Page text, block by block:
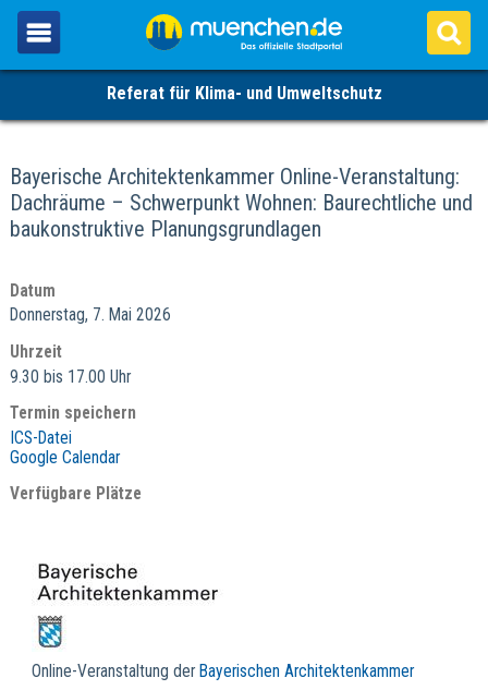
Referat für Klima- und Umweltschutz
Bayerische Architektenkammer Online-Veranstaltung:
Dachräume – Schwerpunkt Wohnen: Baurechtliche und
baukonstruktive Planungsgrundlagen
Datum
Donnerstag, 7. Mai 2026
Uhrzeit
9.30 bis 17.00 Uhr
Termin speichern
ICS-Datei
Google Calendar
Verfügbare Plätze
Online-Veranstaltung der Bayerischen Architektenkammer